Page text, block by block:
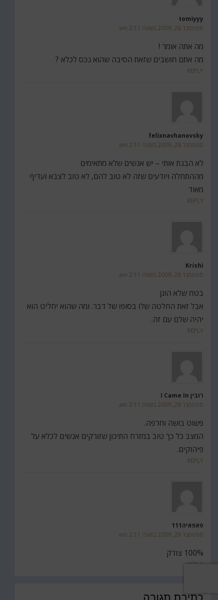
tomiyyy
ספטמבר 28, 2009 בשעה 2:11 am
מה אתה אומר !
מה אתם חושבים שזאת הסיבה שהוא נכס לכלא ?
REPLY
felixnavhanovsky
ספטמבר 28, 2009 בשעה 2:11 am
לא הבנת אותי – יש אנשים שלא מתאימים
מההתחלה ויודעים שזה לא טוב להם, לא טוב לצבא ועדיף
מאוד
REPLY
Krishi
ספטמבר 28, 2009 בשעה 2:11 am
בטח שלא הוגן
אבל זאת החלטה שלו בסופו של דבר. ומה שהוא יחליט הוא
יהיה שלם עם זה.
REPLY
רובין I Came In
ספטמבר 28, 2009 בשעה 2:11 am
פשוט בושה וחרפה.
המצב כל כך טוב במזרח התיכון שזורקים אנשים לכלא על
פיהוקים.
REPLY
פאפאיה111
ספטמבר 28, 2009 בשעה 2:11 am
100% צודק
REPLY
כתיבת תגובה